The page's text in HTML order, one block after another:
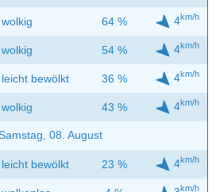
wolkig 64 % 4km/h
wolkig 54 % 4km/h
leicht bewölkt 36 % 4km/h
wolkig 43 % 4km/h
08. August
leicht bewölkt 23 % 4km/h
km/h